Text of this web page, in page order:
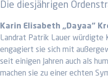
Die diesjährigen
Karin Elisabeth „Dayaa“
Landrat Patrik Lauer würdigte
engagiert sie sich mit
seit einigen Jahren auch als
machen sie zu einer echten